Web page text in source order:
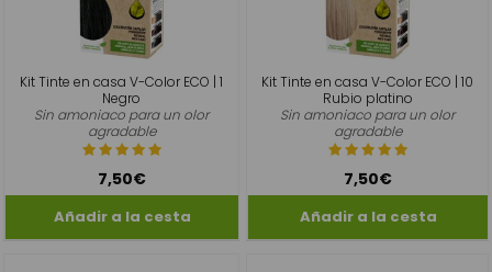
Kit Tinte en casa V-Color ECO | 1
Negro
Sin amoniaco para un olor
agradable
7,50€
Kit Tinte en casa V-Color ECO | 10
Rubio platino
Sin amoniaco para un olor
agradable
7,50€